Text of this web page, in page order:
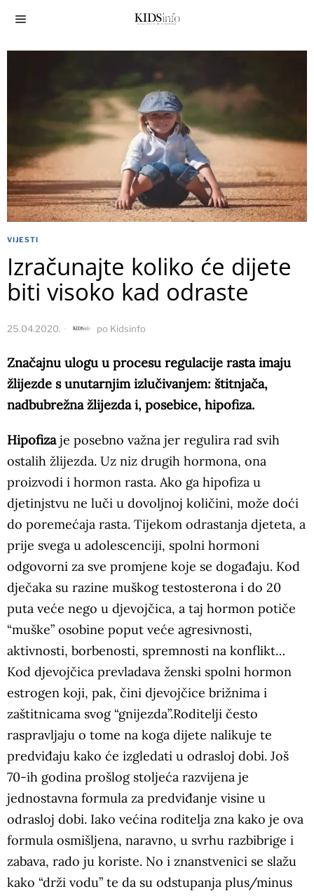
VIJESTI
Izračunajte koliko će dijete
biti visoko kad odraste
25.04.2020. po Kidsinfo
Značajnu ulogu u procesu regulacije rasta imaju
žlijezde s unutarnjim izlučivanjem: štitnjača,
nadbubrežna žlijezda i, posebice, hipofiza.
Hipofizaje posebno važna jer regulira rad svih
ostalih žlijezda. Uz niz drugih hormona, ona
proizvodi i hormon rasta. Ako ga hipofiza u
djetinjstvu ne luči u dovoljnoj količini, može doći
do poremećaja rasta. Tijekom odrastanja djeteta, a
prije svega u adolescenciji, spolni hormoni
odgovorni za sve promjene koje se događaju. Kod
dječaka su razine muškog testosterona i do 20
puta veće nego u djevojčica, a taj hormon potiče
“muške” osobine poput veće agresivnosti,
aktivnosti, borbenosti, spremnosti na konflikt…
Kod djevojčica prevladava ženski spolni hormon
estrogen koji, pak, čini djevojčice brižnima i
zaštitnicama svog “gnijezda”.Roditelji često
raspravljaju o tome na koga dijete nalikuje te
predviđaju kako će izgledati u odrasloj dobi. Još
70-ih godina prošlog stoljeća razvijena je
jednostavna formula za predviđanje visine u
odrasloj dobi. Iako većina roditelja zna kako je ova
formula osmišljena, naravno, u svrhu razbibrige i
zabava, rado ju koriste. No i znanstvenici se slažu
kako “drži vodu” te da su odstupanja plus/minus